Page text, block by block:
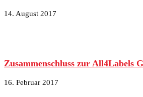
14. August 2017
Zusammenschluss zur All4Labels
16. Februar 2017